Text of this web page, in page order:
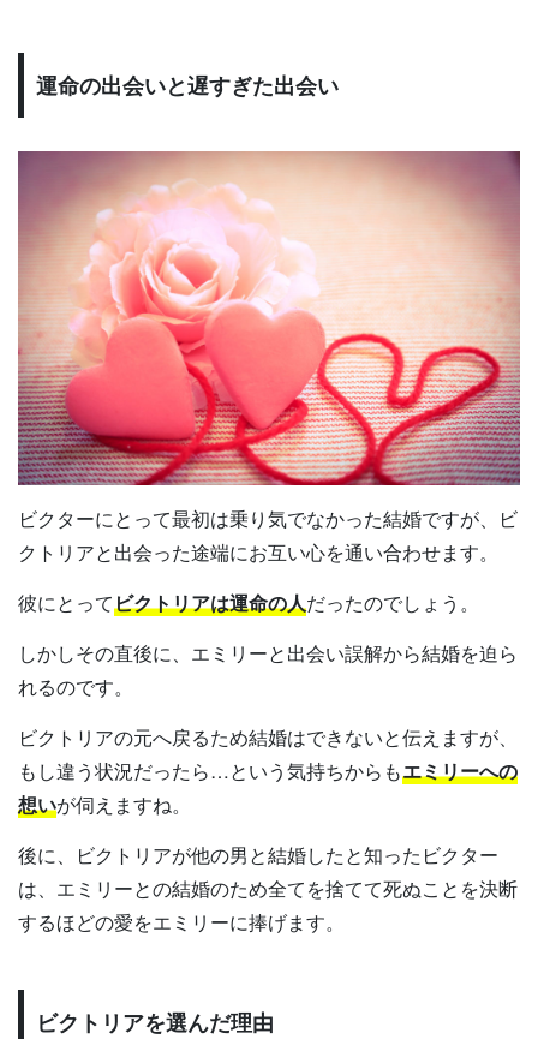
運命の出会いと遅すぎた出会い
ビクターにとって最初は乗り気でなかった結婚ですが、ビ
クトリアと出会った途端にお互い心を通い合わせます。
彼にとってビクトリアは運命の人だったのでしょう。
しかしその直後に、エミリーと出会い誤解から結婚を迫ら
れるのです。
ビクトリアの元へ戻るため結婚はできないと伝えますが、
もし違う状況だったら…という気持ちからもエミリーへの
想いが伺えますね。
後に、ビクトリアが他の男と結婚したと知ったビクター
は、エミリーとの結婚のため全てを捨てて死ぬことを決断
するほどの愛をエミリーに捧げます。
ビクトリアを選んだ理由